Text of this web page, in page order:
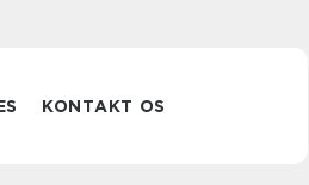
KONTAKT OS